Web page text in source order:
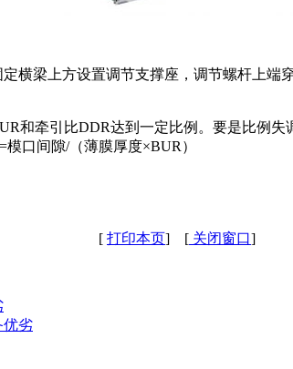
横梁上方设置调节支撑座，调节螺杆上
和牵引比DDR达到一定比例。要是比例
口间隙/（薄膜厚度×BUR）
[ 打印本页] [ 关闭窗口]
优劣